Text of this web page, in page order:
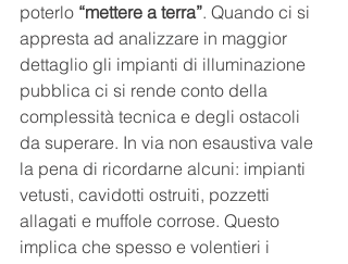
poterlo “mettere a terra”. Quando ci si
appresta ad analizzare in maggior
dettaglio gli impianti di illuminazione
pubblica ci si rende conto della
complessità tecnica e degli ostacoli
da superare. In via non esaustiva vale
la pena di ricordarne alcuni: impianti
vetusti, cavidotti ostruiti, pozzetti
allagati e muffole corrose. Questo
implica che spesso e volentieri i